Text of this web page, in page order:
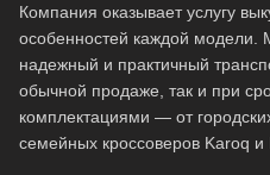
Компания оказывает услугу
особенностей каждой модели.
надежный и практичный
обычной продаже, так и при
комплектациями — от
семейных кроссоверов Karoq и